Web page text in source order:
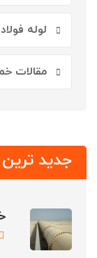
لوله
مقالات
جدید